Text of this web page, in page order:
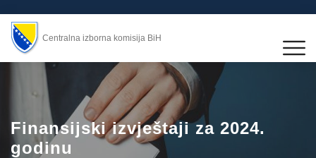
Centralna izborna komisija BiH
Finansijski izvještaji za 2024.
godinu